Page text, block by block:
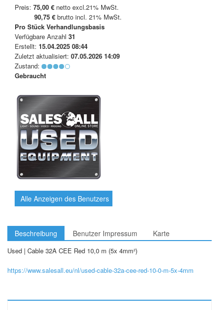
Preis: 75,00 € netto excl.21% MwSt.
90,75 € brutto incl. 21% MwSt.
Pro Stück Verhandlungsbasis
Verfügbare Anzahl 31
Erstellt: 15.04.2025 08:44
Zuletzt aktualisiert: 07.05.2026 14:09
Zustand:
Gebraucht
Alle Anzeigen des Benutzers
Beschreibung Benutzer Impressum Karte
Used | Cable 32A CEE Red 10,0 m (5x 4mm²)
https://www.salesall.eu/nl/used-cable-32a-cee-red-10-0-m-5x-4mm